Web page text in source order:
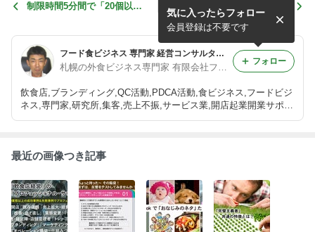
制限時間5分間で「20個以
100人のうち、わずか「1.75
人」しかいない、30代女性
の結婚相手？？
フード食ビジネス 専門家 経営コンサルタント 飲食店 活性化 プロデュース 太田耕平 札幌 北海道 ファインド ブログ
札幌の外食ビジネス専門家 有限会社ファインド 太田耕平
飲食店,ブランディング,QC活動,PDCA活動,食ビジネス,フードビジ
ネス,専門家,研究所,集客,売上不振,サービス業,開店起業開業サポー
気に入ったらフォロー
会員登録は不要です
フォロー
最近の画像つき記事